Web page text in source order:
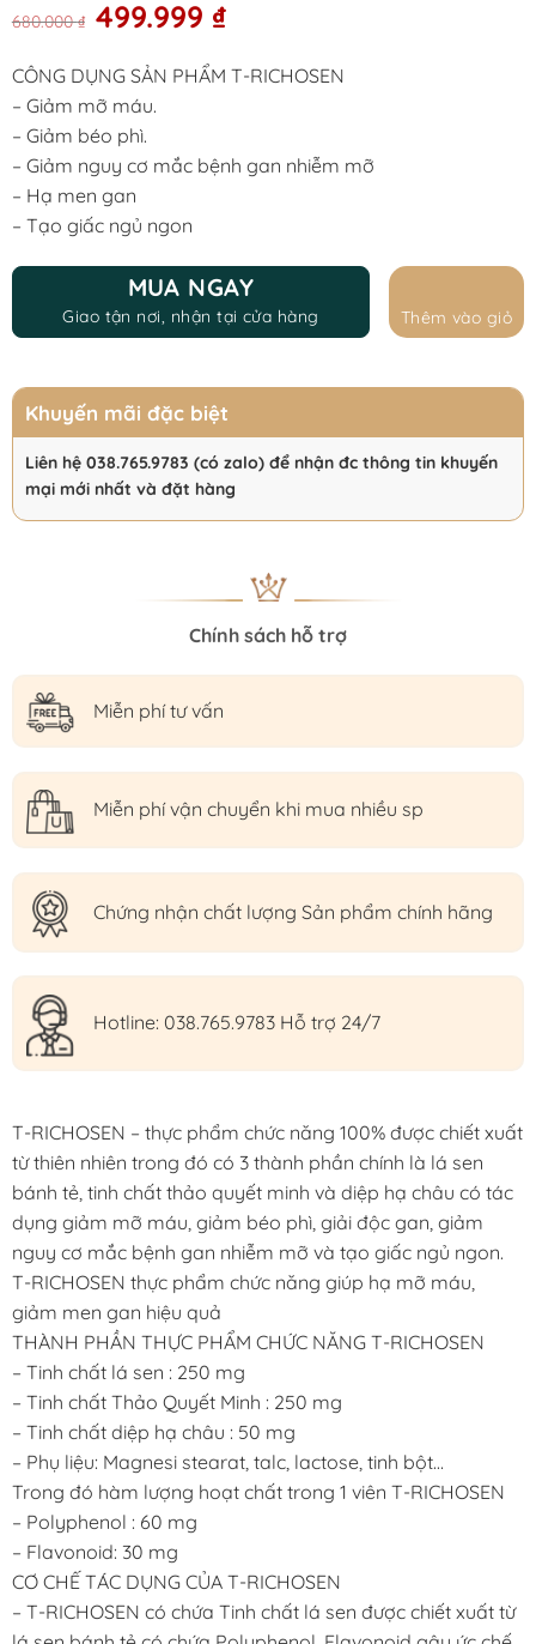
680.000₫ Original
price
680.000 ₫.
499.999 ₫Current
499.999 ₫.
CÔNG DỤNG SẢN PHẨM T-RICHOSEN
– Giảm mỡ máu.
– Giảm béo phì.
– Giảm nguy cơ mắc bệnh gan nhiễm mỡ
– Hạ men gan
– Tạo giấc ngủ ngon
MUA NGAY
Giao tận nơi, nhận tại cửa hàng Thêm vào giỏ
Khuyến mãi đặc biệt
Liên hệ 038.765.9783 (có zalo) để nhận đc thông tin khuyến
mại mới nhất và đặt hàng
Chính sách hỗ trợ
Miễn phí tư vấn
Miễn phí vận chuyển khi mua nhiều sp
Chứng nhận chất lượng Sản phẩm chính hãng
Hotline: 038.765.9783 Hỗ trợ 24/7
T-RICHOSEN – thực phẩm chức năng 100% được chiết xuất
từ thiên nhiên trong đó có 3 thành phần chính là lá sen
bánh tẻ, tinh chất thảo quyết minh và diệp hạ châu có tác
dụng giảm mỡ máu, giảm béo phì, giải độc gan, giảm
nguy cơ mắc bệnh gan nhiễm mỡ và tạo giấc ngủ ngon.
T-RICHOSEN thực phẩm chức năng giúp hạ mỡ máu,
giảm men gan hiệu quả
THÀNH PHẦN THỰC PHẨM CHỨC NĂNG T-RICHOSEN
– Tinh chất lá sen : 250 mg
– Tinh chất Thảo Quyết Minh : 250 mg
– Tinh chất diệp hạ châu : 50 mg
– Phụ liệu: Magnesi stearat, talc, lactose, tinh bột…
Trong đó hàm lượng hoạt chất trong 1 viên T-RICHOSEN
– Polyphenol : 60 mg
– Flavonoid: 30 mg
CƠ CHẾ TÁC DỤNG CỦA T-RICHOSEN
– T-RICHOSEN có chứa Tinh chất lá sen được chiết xuất từ